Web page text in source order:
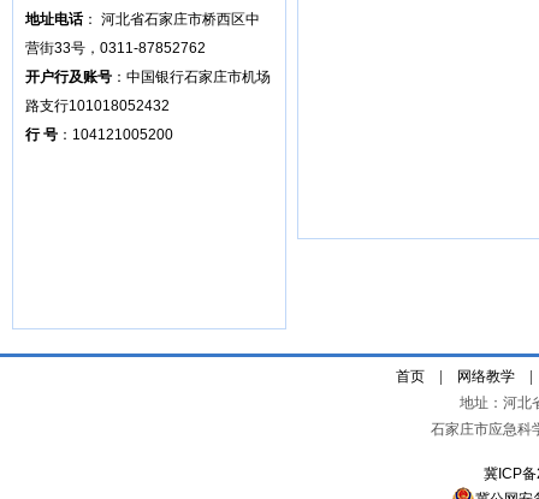
地址电话： 河北省石家庄市桥西区中
营街33号，0311-87852762
开户行及账号 ：中国银行石家庄市机场
路支行101018052432
行 号 ：104121005200
首页 网络教学
地址：河北
石家庄市应急科
冀ICP